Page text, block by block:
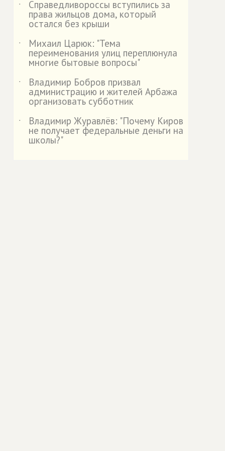
˙ Справедливороссы вступились за
права жильцов дома, который
остался без крыши
˙
Михаил Царюк: "Тема
переименования улиц переплюнула
многие бытовые вопросы"
˙
Владимир Бобров призвал
администрацию и жителей Арбажа
организовать субботник
˙
Владимир Журавлёв: "Почему Киров
не получает федеральные деньги на
школы?"